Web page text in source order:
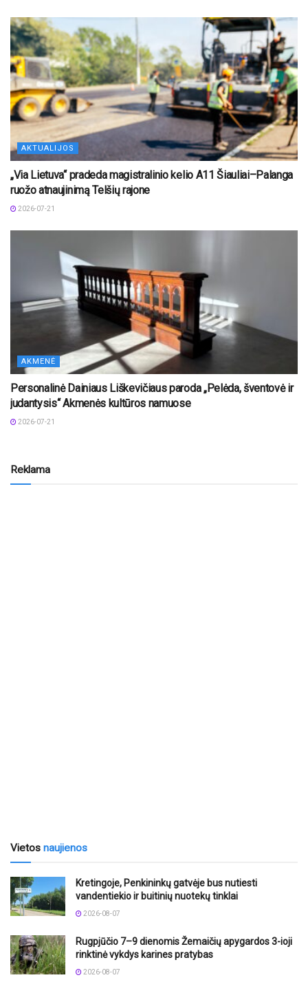
AKTUALIJOS
„Via Lietuva“ pradeda magistralinio kelio A11 Šiauliai–Palanga
ruožo atnaujinimą Telšių rajone
2026-07-21
AKMENĖ
Personalinė Dainiaus Liškevičiaus paroda „Pelėda, šventovė ir
judantysis“ Akmenės kultūros namuose
2026-07-21
Reklama
Vietos naujienos
Kretingoje, Penkininkų gatvėje bus nutiesti
vandentiekio ir buitinių nuotekų tinklai
2026-08-07
Rugpjūčio 7–9 dienomis Žemaičių apygardos 3-ioji
rinktinė vykdys karines pratybas
2026-08-07